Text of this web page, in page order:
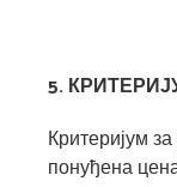
5.
Критеријум
понуђена